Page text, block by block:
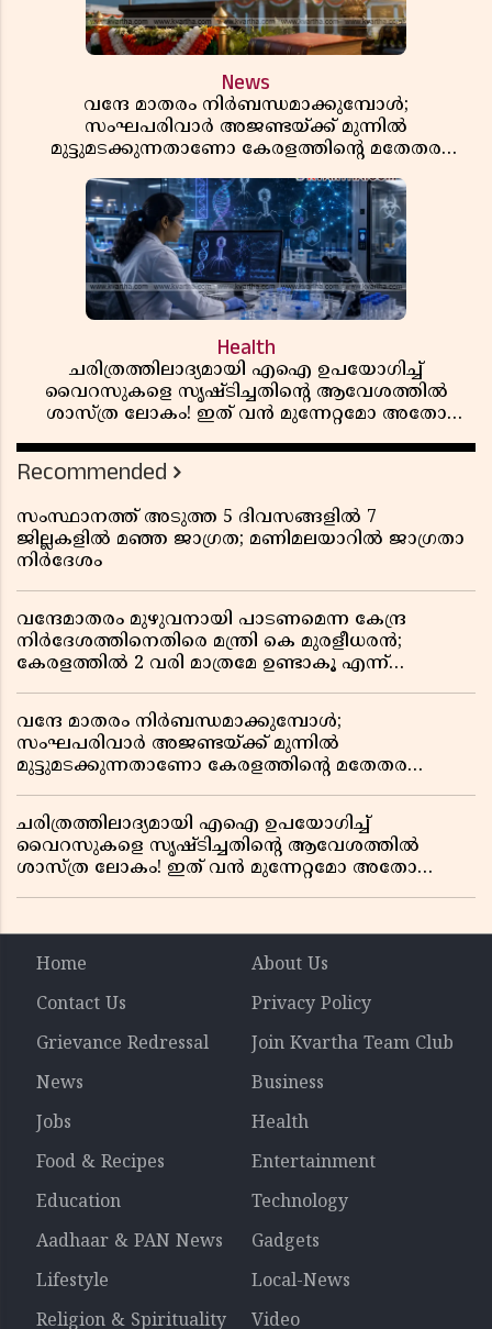
News
വന്ദേ മാതരം നിർബന്ധമാക്കുമ്പോൾ;
സംഘപരിവാർ അജണ്ടയ്ക്ക് മുന്നിൽ
മുട്ടുമടക്കുന്നതാണോ കേരളത്തിന്റെ മതേതര
Health
ചരിത്രത്തിലാദ്യമായി എഐ ഉപയോഗിച്ച്
വൈറസുകളെ സൃഷ്ടിച്ചതിന്റെ ആവേശത്തിൽ
ശാസ്ത്ര ലോകം! ഇത് വൻ മുന്നേറ്റമോ അതോ
Recommended
സംസ്ഥാനത്ത് അടുത്ത 5 ദിവസങ്ങളിൽ 7
ജില്ലകളിൽ മഞ്ഞ ജാഗ്രത; മണിമലയാറിൽ ജാഗ്രതാ
നിർദേശം
വന്ദേമാതരം മുഴുവനായി പാടണമെന്ന കേന്ദ്ര
നിർദേശത്തിനെതിരെ മന്ത്രി കെ മുരളീധരൻ;
കേരളത്തിൽ 2 വരി മാത്രമേ ഉണ്ടാകൂ എന്ന്
വന്ദേ മാതരം നിർബന്ധമാക്കുമ്പോൾ;
സംഘപരിവാർ അജണ്ടയ്ക്ക് മുന്നിൽ
മുട്ടുമടക്കുന്നതാണോ കേരളത്തിന്റെ മതേതര
ചരിത്രത്തിലാദ്യമായി എഐ ഉപയോഗിച്ച്
വൈറസുകളെ സൃഷ്ടിച്ചതിന്റെ ആവേശത്തിൽ
ശാസ്ത്ര ലോകം! ഇത് വൻ മുന്നേറ്റമോ അതോ
Home
About Us
Contact Us
Privacy Policy
Grievance Redressal
Join Kvartha Team Club
News
Business
Jobs
Health
Food & Recipes
Entertainment
Education
Technology
Aadhaar & PAN News
Gadgets
Lifestyle
Local-News
Religion & Spirituality
Video